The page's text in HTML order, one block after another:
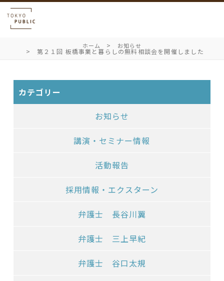
ホーム お知らせ
第２１回 板橋事業と暮らしの無料相談会を開催しました
カテゴリー
お知らせ
講演・セミナー情報
活動報告
採用情報・エクスターン
弁護士 長谷川翼
弁護士 三上早紀
弁護士 谷口太規